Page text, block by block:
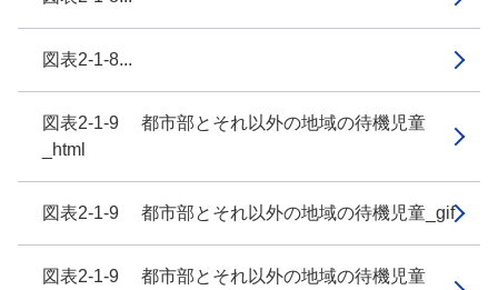
図表2-1-8...
図表2-1-9 都市部とそれ以外の地域の待機児童
_html
図表2-1-9 都市部とそれ以外の地域の待機児童_gif
図表2-1-9 都市部とそれ以外の地域の待機児童